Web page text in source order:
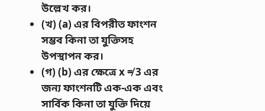
উল্লেখ কর।
(খ) (a) এর বিপরীত ফাংশন
সম্ভব কিনা তা যুক্তিসহ
উপস্থাপন কর।
(গ) (b) এর ক্ষেত্রে x ≠ 3 এর
জন্য ফাংশনটি এক-এক এবং
সার্বিক কিনা তা যুক্তি দিয়ে